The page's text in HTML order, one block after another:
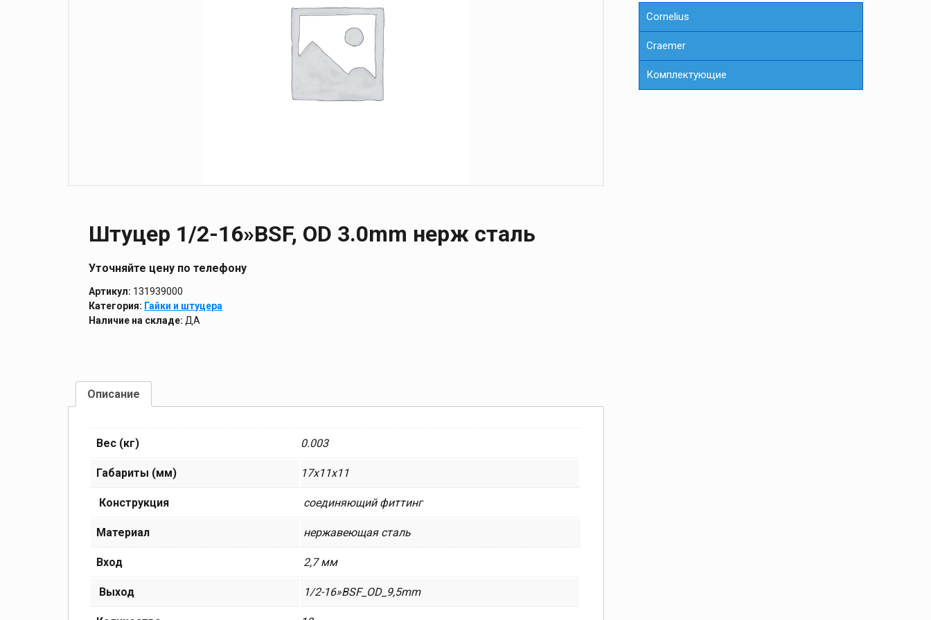
Штуцер 1/2-16»BSF, OD 3.0mm нерж сталь
Уточняйте цену по телефону
Артикул: 131939000
Категория: Гайки и штуцера
Наличие на складе: ДА
Описание
Вес (кг) 0.003
Габариты (мм) 17x11x11
Конструкция соединяющий фиттинг
Материал нержавеющая сталь
Вход 2,7 мм
Выход 1/2-16»BSF_OD_9,5mm
Cornelius
Сraemer
Комплектующие